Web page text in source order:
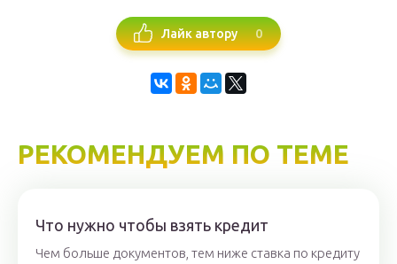
Лайк автору 0
РЕКОМЕНДУЕМ ПО ТЕМЕ
Что нужно чтобы взять кредит
Чем больше документов, тем ниже ставка по кредиту